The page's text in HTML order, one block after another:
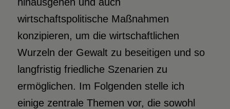
wirtschaftspolitische Maßnahmen
konzipieren, um die wirtschaftlichen
Wurzeln der Gewalt zu beseitigen und so
langfristig friedliche Szenarien zu
ermöglichen. Im Folgenden stelle ich
einige zentrale Themen vor, die sowohl